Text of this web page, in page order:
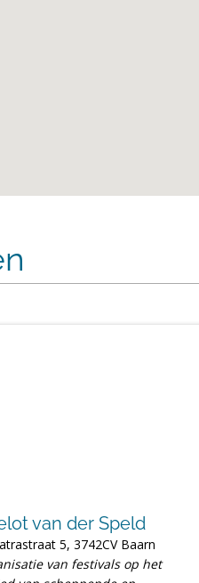
van der Speld
5, 3742CV Baarn
van festivals op het